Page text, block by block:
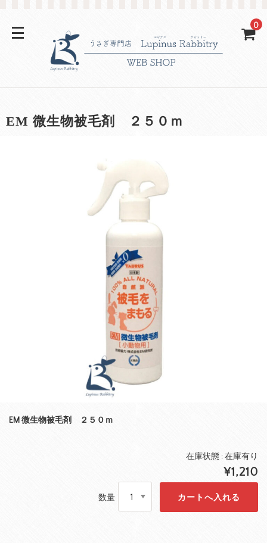
0
EM 微生物被毛剤 ２５０ｍ
EM 微生物被毛剤 ２５０ｍ
在庫状態 : 在庫有り
¥1,210
数量